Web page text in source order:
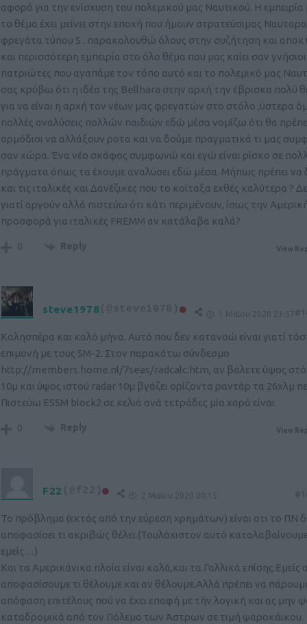
αφορά για την ενίσχυση του πολεμικού μας Ναυτικού. Η εμπειρία
το θέμα έχει μείνει στην εποχή που ήμουν στρατεύσιμος
φρεγάτα τύπου S . παρακολουθώ όλους στην συζήτηση και
και περισσότερη εμπειρία στο όλο θέμα που μας καίει σαν
πατριώτες που αγαπάμε τον τόπο αυτό και το πολεμικό μας
σας κρύβω ότι η ιδέα της Bellhara στην αρχή την έβρισκα πολύ
για να είναι η αρχή τον νέων μας φρεγατών στο στόλο ,ύστερα
πολλές αναλύσεις πολλών παιδιών εδώ μέσα νομίζω ότι θα
αρμόδιοι να αλλάξουν ροτα και να δούμε πραγματικά τι μας
σαν χώρα. Ένα νέο σκάφος συμφωνώ και εγώ είναι ρίσκο σε
πράγματα όπως τα έχουμε αναλύσει εδώ μέσα. Μήπως πρέπει να
και τις ιταλικές και Δανέζικες που το κοίταξα εχθές καλύτερα ?
γιατί αργούν αλλά πιστεύω ότι κάτι περιμένουν, ίσως την
προσφορά για ιταλικές FREMM αν κατάλαβα καλά?
0 Reply View
steve1978 1 Μαΐου 2020 23:57
Καλησπέρα και καλό μήνα. Αυτό που δεν κατανοώ είναι γιατί
επιμονή με τους SM-2. Στον παρακάτω σύνδεσμο
http://members.home.nl/7seas/radcalc.htm, αν βάλετε ύψος
10μ και ύψος ιστού radar 10μ βγάζει ορίζοντα ραντάρ τα 26χλμ
Πιστεύω ESSM block2 σε κελιά ανά τετράδες μία χαρά είναι.
0 Reply View
F22 (@f22) 2 Μαΐου 2020 00:15
Το πρόβλημα (εκτός από την εύρεση χρημάτων) είναι οτι το ΠΝ
αποφασίσει τι ακριβώς θέλει.(Τουλάχιστον αυτό
εμείς…)
Και τα Αμερικάνικα πλοία είναι καλά,και τα Γαλλικά επίσης.Εμείς
αποφασίσουμε τι θέλουμε και αν θέλουμε.Αλλά πρέπει να
απόφαση επιτέλους πού να έχει επαφή με τήν λογική και ας μην
καταδρομικά από τον Πόλεμο των Άστρων σε τιμή ψαροκάικου.